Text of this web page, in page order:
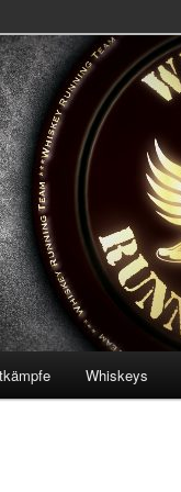
Team
Whiskeys